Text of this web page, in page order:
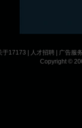
于17173 人才招聘
广告服
Copyright ©